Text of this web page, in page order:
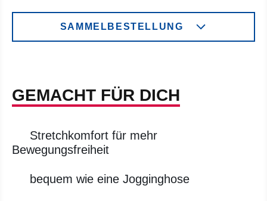
SAMMELBESTELLUNG
GEMACHT FÜR DICH
Stretchkomfort für mehr
Bewegungsfreiheit
bequem wie eine Jogginghose